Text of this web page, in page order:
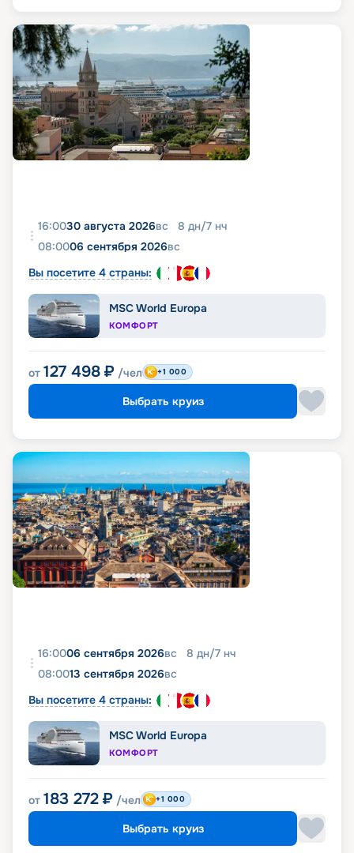
16:0030 августа 2026вс 8 дн/7 нч
08:0006 сентября 2026вс
Вы посетите 4 страны:
MSC World Europa
КОМФОРТ
от 127 498 ₽ /чел +1 000
Выбрать круиз
16:0006 сентября 2026вс 8 дн/7 нч
08:0013 сентября 2026вс
Вы посетите 4 страны:
MSC World Europa
КОМФОРТ
от 183 272 ₽ /чел +1 000
Выбрать круиз